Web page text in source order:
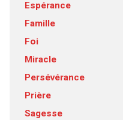
Espérance
Famille
Foi
Miracle
Persévérance
Prière
Sagesse